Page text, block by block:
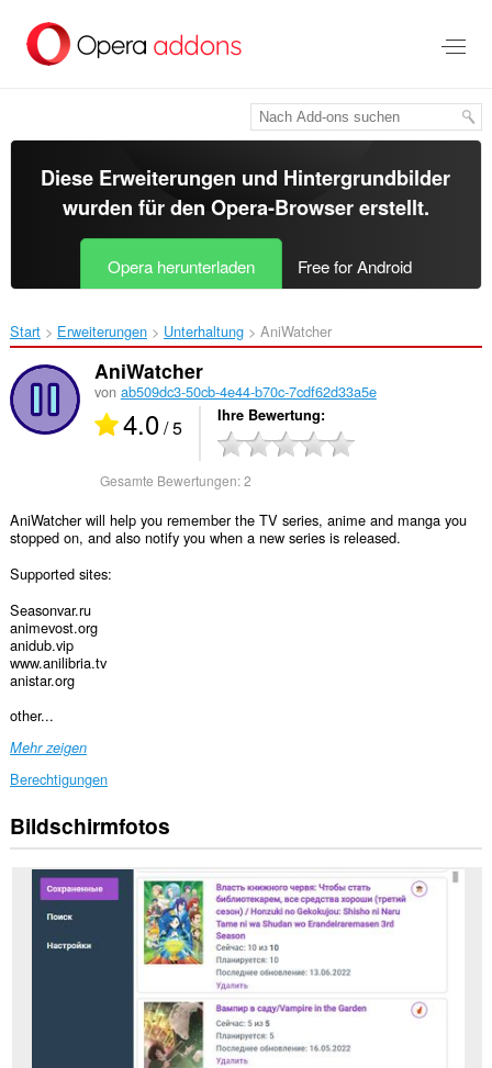
Hauptinhalt
springen
Diese Erweiterungen und Hintergrundbilder
wurden für den Opera-Browsererstellt.
Opera herunterladen Free for Android
Start Erweiterungen Unterhaltung AniWatcher‎
AniWatcher
von ab509dc3-50cb-4e44-b70c-7cdf62d33a5e
4.0/ 5 Ihre Bewertung
Gesamte Bewertungen:2
AniWatcher will help you remember the TV series, anime and manga you
stopped on, and also notify you when a new series is released.
Supported sites:
Seasonvar.ru
animevost.org
anidub.vip
www.anilibria.tv
anistar.org
other...
Mehr zeigen
Berechtigungen
Diese
Erweiterung
einigen
Bildschirmfotos